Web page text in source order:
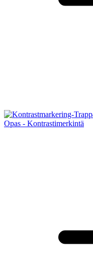
Opas - Kontrastimerkintä